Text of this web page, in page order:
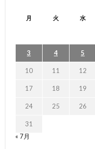
月 火 水
3 4 5
10 11 12
17 18 19
24 25 26
31
« 7月